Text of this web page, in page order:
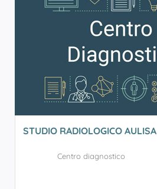
STUDIO RADIOLOGICO AULISA
Centro diagnostico